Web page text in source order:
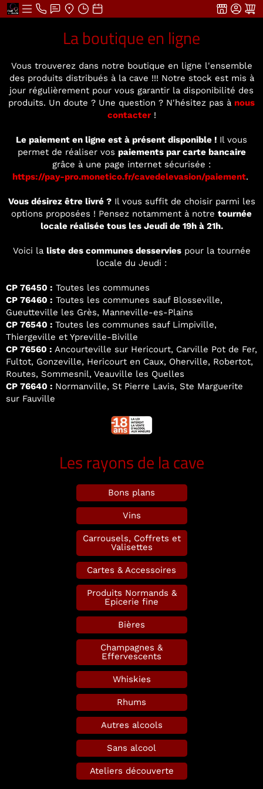
La boutique en ligne
Vous trouverez dans notre boutique en ligne l'ensemble
des produits distribués à la cave !!! Notre stock est mis à
jour régulièrement pour vous garantir la disponibilité des
produits. Un doute ? Une question ? N'hésitez pas à nous
contacter!
Le paiement en ligne est à présent disponible ! Il vous
permet de réaliser vos paiements par carte bancaire
grâce à une page internet sécurisée :
https://pay-pro.monetico.fr/cavedelevasion/paiement.
Vous désirez être livré ?Il vous suffit de choisir parmi les
options proposées ! Pensez notamment à notre tournée
locale réalisée tous les Jeudi de 19h à 21h.
Voici la liste des communes desserviespour la tournée
locale du Jeudi :
CP 76450 : Toutes les communes
CP 76460 : Toutes les communes sauf Blosseville,
Gueutteville les Grès, Manneville-es-Plains
CP 76540 : Toutes les communes sauf Limpiville,
Thiergeville et Ypreville-Biville
CP 76560 : Ancourteville sur Hericourt, Carville Pot de Fer,
Fultot, Gonzeville, Hericourt en Caux, Oherville, Robertot,
Routes, Sommesnil, Veauville les Quelles
CP 76640 : Normanville, St Pierre Lavis, Ste Marguerite
sur Fauville
Les rayons de la cave
Bons plans
Vins
Carrousels, Coffrets et
Valisettes
Cartes & Accessoires
Produits Normands &
Epicerie fine
Bières
Champagnes &
Effervescents
Whiskies
Rhums
Autres alcools
Sans alcool
Ateliers découverte